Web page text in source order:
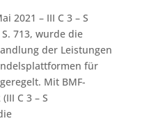
2021 – III C 3 – S
713, wurde die
der Leistungen
für
Mit BMF-
C 3 – S